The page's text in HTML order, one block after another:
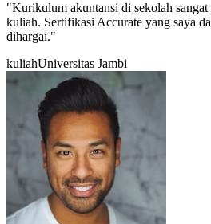
"Kurikulum akuntansi di sekolah sangat
kuliah. Sertifikasi Accurate yang saya
dihargai."
kuliahUniversitas Jambi